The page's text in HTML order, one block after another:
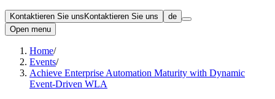
Kontaktieren Sie uns Kontaktieren Sie uns
de
Open menu
Home/
Events/
Achieve Enterprise Automation Maturity with Dynamic
Event-Driven WLA